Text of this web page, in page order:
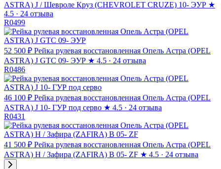
ASTRA) J / Шевроле Круз (CHEVROLET CRUZE) 10- ЭУР ★
4.5 · 24 отзыва
R0499
52 500 ₽ Рейка рулевая восстановленная Опель Астра (OPEL
ASTRA) J GTC 09- ЭУР ★ 4.5 · 24 отзыва
R0486
46 100 ₽ Рейка рулевая восстановленная Опель Астра (OPEL
ASTRA) J 10- ГУР под серво ★ 4.5 · 24 отзыва
R0431
41 500 ₽ Рейка рулевая восстановленная Опель Астра (OPEL
ASTRA) H / Зафира (ZAFIRA) B 05- ZF ★ 4.5 · 24 отзыва